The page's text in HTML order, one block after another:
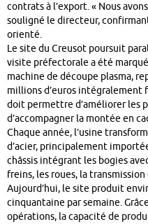
contrats à l’export. « Nous
souligné le directeur,
orienté.
Le site du Creusot poursuit
visite préfectorale a été
machine de découpe plasma,
millions d’euros intégralement
doit permettre d’améliorer les
d’accompagner la montée en
Chaque année, l’usine
d’acier, principalement
châssis intégrant les bogies
freins, les roues, la
Aujourd’hui, le site produit
cinquantaine par semaine.
opérations, la capacité de